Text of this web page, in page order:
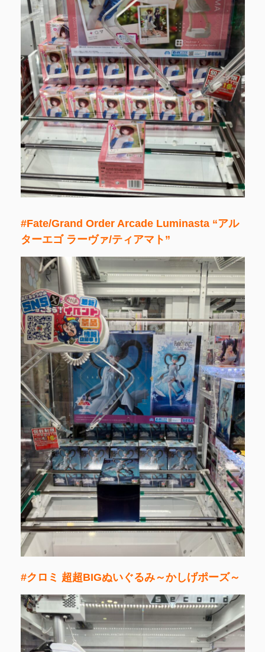
#Fate/Grand Order Arcade Luminasta “アル
ターエゴ ラーヴァ/ティアマト”
#クロミ 超超BIGぬいぐるみ～かしげポーズ～